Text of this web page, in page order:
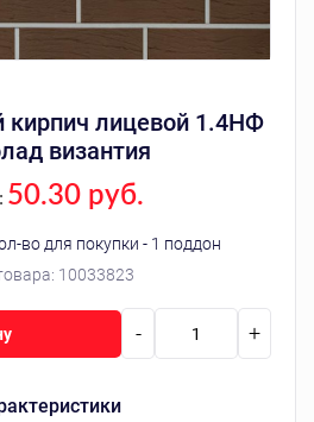
лицевой 1.4НФ
византия
10033823
50.30 руб.
во для покупки - 1 поддон
- +